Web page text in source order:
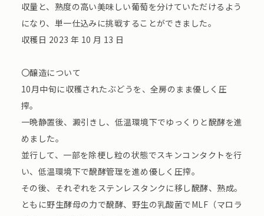
収量と、熟度の高い美味しい葡萄を分けていただけるよう
になり、単一仕込みに挑戦することができました。
収穫日 2023 年 10 月 13 日
〇醸造について
10月中旬に収穫されたぶどうを、全房のまま優しく圧
搾。
一晩静置後、澱引きし、低温環境下でゆっくりと醗酵を進
めました。
並行して、一部を除梗し粒の状態でスキンコンタクトを行
い、低温環境下で醗酵管理を進め優しく圧搾。
その後、それぞれをステンレスタンクに移し醗酵、熟成。
ともに野生酵母の力で醗酵、野生の乳酸菌でMLF（マロラ